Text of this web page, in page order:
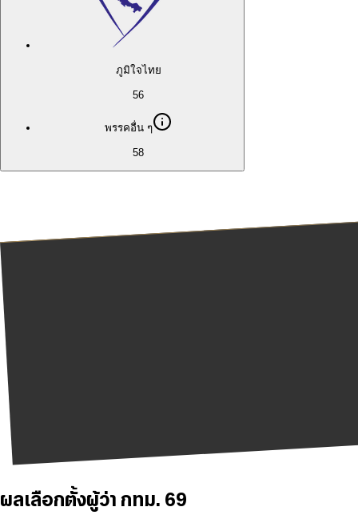
ภูมิใจไทย
56
พรรคอื่น ๆ
58
ผลเลือกตั้งผู้ว่า กทม. 69